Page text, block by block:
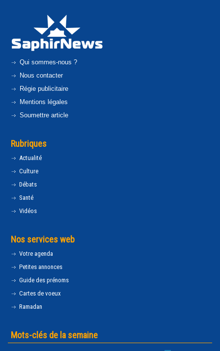
Qui sommes-nous ?
Nous contacter
Régie publicitaire
Mentions légales
Soumettre article
Rubriques
Actualité
Culture
Débats
Santé
Vidéos
Nos services web
Votre agenda
Petites annonces
Guide des prénoms
Cartes de voeux
Ramadan
Mots-clés de la semaine